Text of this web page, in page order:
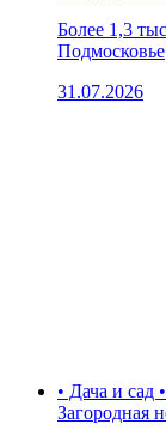
Более 1,3
Подмосковье
31.07.2026
• Дача и сад
Загородная